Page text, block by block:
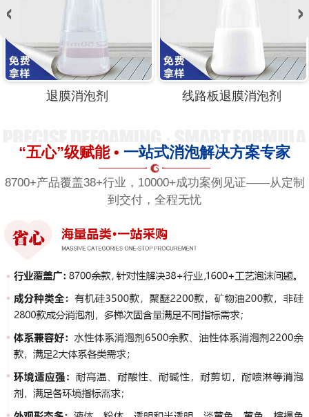
退膜消泡剂 线路板退膜消泡剂
“五心”级赋能 • 一站式消泡解决方案专家
8700+产品覆盖38+行业，10000+成功案例见证——从定制
到交付，全程无忧